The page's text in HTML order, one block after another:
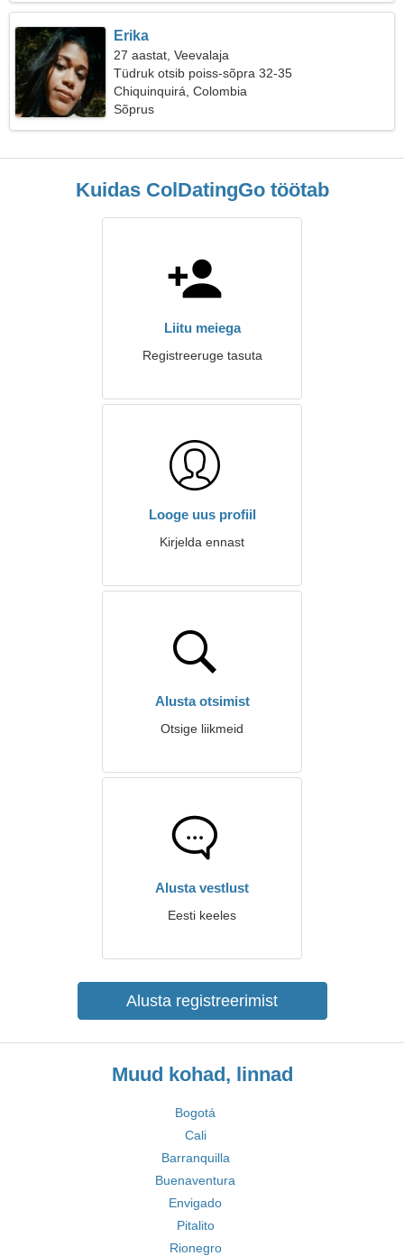
Erika
27 aastat, Veevalaja
Tüdruk otsib poiss-sõpra 32-35
Chiquinquirá, Colombia
Sõprus
Kuidas ColDatingGo töötab
Liitu meiega
Registreeruge tasuta
Looge uus profiil
Kirjelda ennast
Alusta otsimist
Otsige liikmeid
Alusta vestlust
Eesti keeles
Alusta registreerimist
Muud kohad, linnad
Bogotá
Cali
Barranquilla
Buenaventura
Envigado
Pitalito
Rionegro